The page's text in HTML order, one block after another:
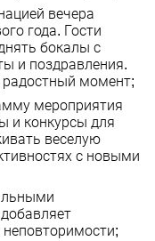
вечера
года. Гости
бокалы с
и поздравления.
радостный момент;
мероприятия
и конкурсы для
веселую
с новыми